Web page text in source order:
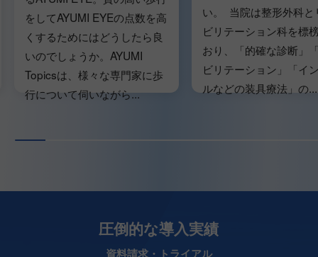
をしてAYUMI EYEの点数を高
くするためにはどうしたら良
いのでしょうか。AYUMI
Topicsは、様々な専門家に歩
行について伺いながら...
い。 当院は整形外科と
ビリテーション科を標
おり、「的確な診断」
ビリテーション」「イ
ルなどの装具療法」の...
圧倒的な導入実績
資料請求・トライアル